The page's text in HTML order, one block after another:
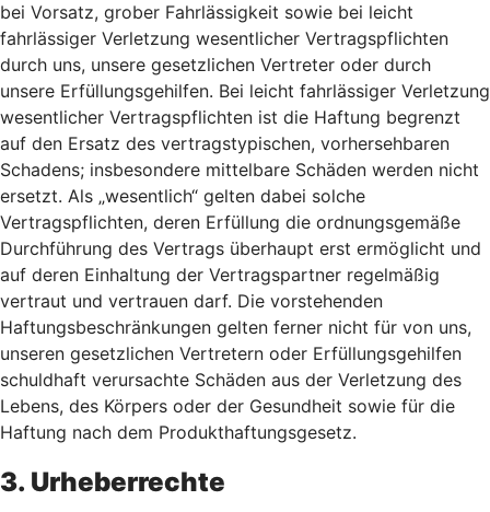
bei Vorsatz, grober Fahrlässigkeit sowie bei leicht
fahrlässiger Verletzung wesentlicher Vertragspflichten
durch uns, unsere gesetzlichen Vertreter oder durch
unsere Erfüllungsgehilfen. Bei leicht fahrlässiger Verletzung
wesentlicher Vertragspflichten ist die Haftung begrenzt
auf den Ersatz des vertragstypischen, vorhersehbaren
Schadens; insbesondere mittelbare Schäden werden nicht
ersetzt. Als „wesentlich“ gelten dabei solche
Vertragspflichten, deren Erfüllung die ordnungsgemäße
Durchführung des Vertrags überhaupt erst ermöglicht und
auf deren Einhaltung der Vertragspartner regelmäßig
vertraut und vertrauen darf. Die vorstehenden
Haftungsbeschränkungen gelten ferner nicht für von uns,
unseren gesetzlichen Vertretern oder Erfüllungsgehilfen
schuldhaft verursachte Schäden aus der Verletzung des
Lebens, des Körpers oder der Gesundheit sowie für die
Haftung nach dem Produkthaftungsgesetz.
3. Urheberrechte